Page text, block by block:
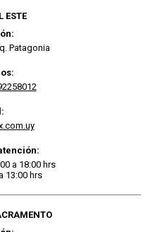
ESTE
Patagonia
a 18:00 hrs
13:00 hrs